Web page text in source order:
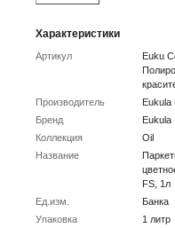
Характеристики
Артикул
Euku
Производитель
Eukula
Бренд
Eukula
Коллекция
Oil
Название
FS, 1л
Ед.изм.
Банка
Упаковка
1 литр